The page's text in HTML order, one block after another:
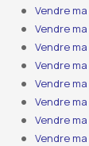
Vendre
Vendre
Vendre
Vendre
Vendre
Vendre
Vendre
Vendre